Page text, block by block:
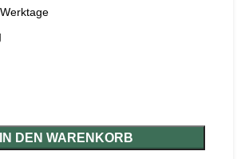
IN DEN WARENKORB